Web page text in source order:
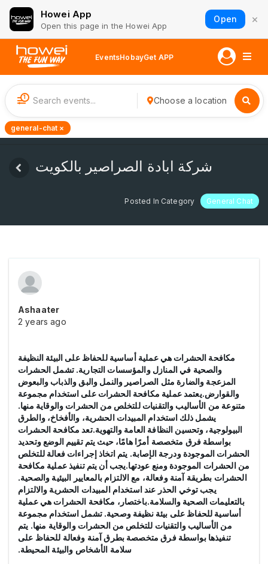
Howei App
Open this page in the Howei App
Open ×
EventsHobayGet APP
1 Choose a location
general-chat ×
شركة ابادة الصراصير بالكويت
Posted In Category General Chat
Ashaater
2 years ago
مكافحة الحشرات هي عملية أساسية للحفاظ على البيئة النظيفة
والصحية في المنازل والمؤسسات التجارية. تشمل الحشرات
المزعجة والضارة مثل الصراصير والنمل والبق والذباب والبعوض
والقوارض.يعتمد عملية مكافحة الحشرات على استخدام مجموعة
متنوعة من الأساليب والتقنيات للتخلص من الحشرات والوقاية منها.
يشمل ذلك استخدام المبيدات الحشرية، والأفخاخ، والطرق
البيولوجية، وتحسين النظافة العامة والتهوية.تعد مكافحة الحشرات
بواسطة فرق متخصصة أمرًا هامًا، حيث يتم تقييم الوضع وتحديد
الحشرات الموجودة ودرجة الإصابة. يتم اتخاذ إجراءات فعالة للتخلص
من الحشرات الموجودة ومنع عودتها.يجب أن يتم تنفيذ عملية مكافحة
الحشرات بطريقة آمنة وفعالة، مع الالتزام بالمعايير البيئية والصحية.
يجب توخي الحذر عند استخدام المبيدات الحشرية والالتزام
بالتعليمات الصحية والسلامة.باختصار، مكافحة الحشرات هي عملية
أساسية للحفاظ على بيئة نظيفة وصحية. تشمل استخدام مجموعة
من الأساليب والتقنيات للتخلص من الحشرات والوقاية منها. يتم
تنفيذها بواسطة فرق متخصصة بطرق آمنة وفعالة للحفاظ على
سلامة الأشخاص والبيئة المحيطة.